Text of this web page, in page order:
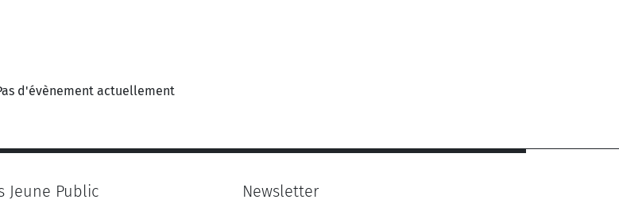
d'évènement actuellement
Jeune Public
Newsletter